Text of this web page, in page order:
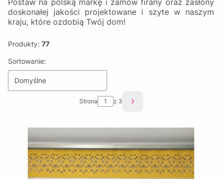
doskonałej jakości projektowane i szyte w naszym
kraju, które ozdobią Twój dom!
Produkty: 77
Lista produktów
Sortowanie:
Domyślne
Strona z 3 Następne produkty